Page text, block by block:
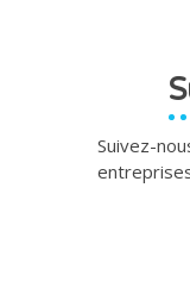
Suivez-